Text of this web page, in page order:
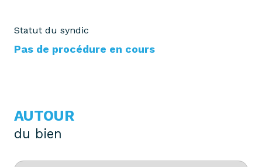
Statut du syndic
Pas de procédure en cours
AUTOUR
du bien